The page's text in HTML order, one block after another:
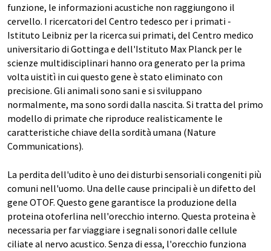
funzione, le informazioni acustiche non raggiungono il
cervello. I ricercatori del Centro tedesco per i primati -
Istituto Leibniz per la ricerca sui primati, del Centro medico
universitario di Gottinga e dell'Istituto Max Planck per le
scienze multidisciplinari hanno ora generato per la prima
volta uistitì in cui questo gene è stato eliminato con
precisione. Gli animali sono sani e si sviluppano
normalmente, ma sono sordi dalla nascita. Si tratta del primo
modello di primate che riproduce realisticamente le
caratteristiche chiave della sordità umana (Nature
Communications).
La perdita dell'udito è uno dei disturbi sensoriali congeniti più
comuni nell'uomo. Una delle cause principali è un difetto del
gene OTOF. Questo gene garantisce la produzione della
proteina otoferlina nell'orecchio interno. Questa proteina è
necessaria per far viaggiare i segnali sonori dalle cellule
ciliate al nervo acustico. Senza di essa, l'orecchio funziona